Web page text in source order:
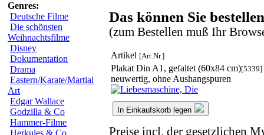
Genres:
Deutsche Filme
Die schönsten
Weihnachtsfilme
Disney
Dokumentation
Drama
Eastern/Karate/Martial
Art
Edgar Wallace
Godzilla & Co
Hammer-Filme
Herkules & Co
Das können Sie
(zum Bestellen muß Ihr
Artikel [Art.Nr.]
Plakat Din A1, gefaltet (60x84 cm)[5339]
neuwertig, ohne Aushangspuren
In Einkaufskorb legen
Preise incl. der gesetzlichen